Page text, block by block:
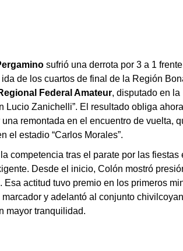
sufrió una derrota por 3 a 1
de los cuartos de final de la Región
Federal Amateur, disputado en
Lucio Zanichelli”. El resultado obliga
remontada en el encuentro de vuelta,
el estadio “Carlos Morales”.
competencia tras el parate por las
Desde el inicio, Colón mostró
Esa actitud tuvo premio en los primeros
marcador y adelantó al conjunto
mayor tranquilidad.